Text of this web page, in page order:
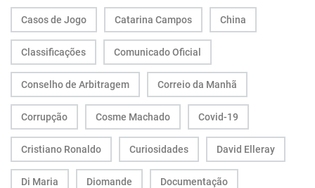
Casos de Jogo Catarina Campos China
Classificações Comunicado Oficial
Conselho de Arbitragem Correio da Manhã
Corrupção Cosme Machado Covid-19
Cristiano Ronaldo Curiosidades David Elleray
Di Maria Diomande Documentação